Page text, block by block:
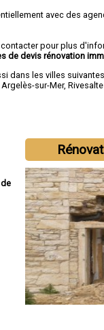
avec des
pour plus
de devis rénovation
dans les villes
Argelès-sur-Mer,